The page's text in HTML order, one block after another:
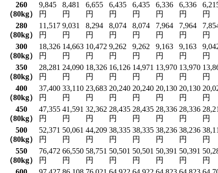
260
（80kg）
9,845
円
8,481
円
6,655
円
6,435
円
6,435
円
6,336
円
6,336
円
円
280
（80kg）
11,517
円
9,031
円
8,294
円
8,074
円
8,074
円
7,964
円
7,964
円
円
300
（80kg）
18,326
円
14,663
円
10,472
円
9,262
円
9,262
円
9,163
円
9,163
円
円
350
（80kg）
28,281
円
24,090
円
18,326
円
16,126
円
14,971
円
13,970
円
13,970
円
円
400
（80kg）
37,400
円
33,110
円
23,683
円
20,240
円
20,240
円
20,130
円
20,130
円
円
450
（80kg）
47,355
円
41,591
円
32,362
円
28,435
円
28,435
円
28,336
円
28,336
円
円
500
（80kg）
52,371
円
50,061
円
44,209
円
38,335
円
38,335
円
38,236
円
38,236
円
円
550
（80kg）
76,472
円
66,550
円
58,751
円
50,501
円
50,501
円
50,391
円
50,391
円
円